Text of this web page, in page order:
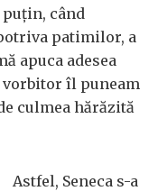
când
patimilor, a
apuca adesea
vorbitor îl puneam
culmea hărăzită
Astfel, Seneca s-a